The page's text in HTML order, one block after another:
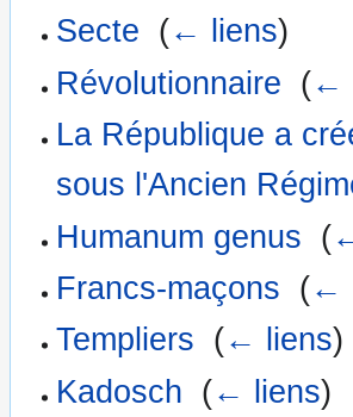
Secte (← liens)
Révolutionnaire (←
La République a
sous l'Ancien
Humanum genus (
Francs-maçons (←
Templiers (← liens)
Kadosch (← liens)